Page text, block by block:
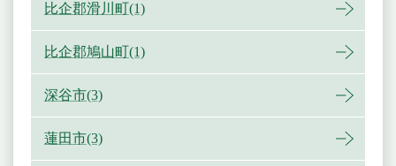
比企郡滑川町(1)
比企郡鳩山町(1)
深谷市(3)
蓮田市(3)